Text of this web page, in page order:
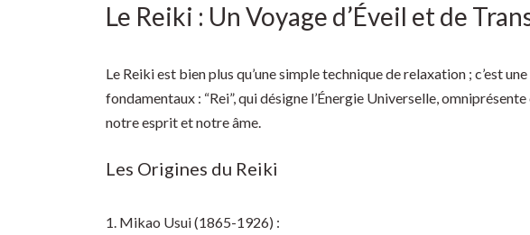
Le Reiki : Un Voyage d’Éveil et de
Le Reiki est bien plus qu’une simple technique de relaxation ; c’est
fondamentaux : “Rei”, qui désigne l’Énergie Universelle,
notre esprit et notre âme.
Les Origines du Reiki
1. Mikao Usui (1865-1926) :